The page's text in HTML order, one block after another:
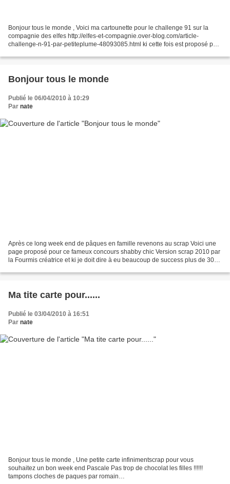
Bonjour tous le monde , Voici ma cartounette pour le challenge 91 sur la
compagnie des elfes http://elfes-et-compagnie.over-blog.com/article-
challenge-n-91-par-petiteplume-48093085.html ki cette fois est proposé par
Bonjour tous le monde
Publié le 06/04/2010 à 10:29
Par nate
Après ce long week end de pâques en famille revenons au scrap Voici une
page proposé pour ce fameux concours shabby chic Version scrap 2010 par
la Fourmis créatrice et ki je doit dire à eu beaucoup de success plus de 300
Ma tite carte pour......
Publié le 03/04/2010 à 16:51
Par nate
Bonjour tous le monde , Une petite carte infinimentscrap pour vous
souhaitez un bon week end Pascale Pas trop de chocolat les filles !!!!!!
tampons cloches de paques par romain